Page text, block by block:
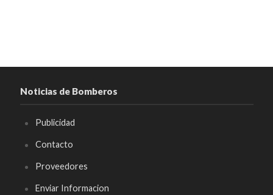
Noticias de Bomberos
Publicidad
Contacto
Proveedores
Enviar Informacion